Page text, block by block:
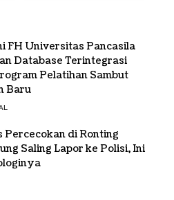
FH Universitas Pancasila
Database Terintegrasi
Pelatihan Sambut
Baru
Percecokan di Ronting
Saling Lapor ke Polisi, Ini